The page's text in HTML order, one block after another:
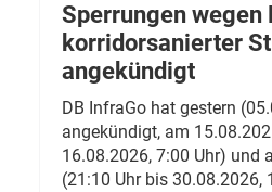
Sperrungen wegen
korridorsanierter
angekündigt
DB InfraGo hat gestern
angekündigt, am
16.08.2026, 7:00 Uhr) und
(21:10 Uhr bis 30.08.2026,